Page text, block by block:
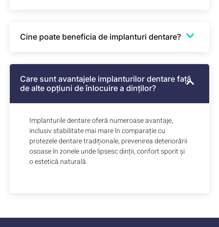
Cine poate beneficia de implanturi dentare?
Care sunt avantajele implanturilor dentare față
de alte opțiuni de înlocuire a dinților?
Implanturile dentare oferă numeroase avantaje,
inclusiv stabilitate mai mare în comparație cu
protezele dentare tradiționale, prevenirea deteriorării
osoase în zonele unde lipsesc dinții, confort sporit și
o estetică naturală.